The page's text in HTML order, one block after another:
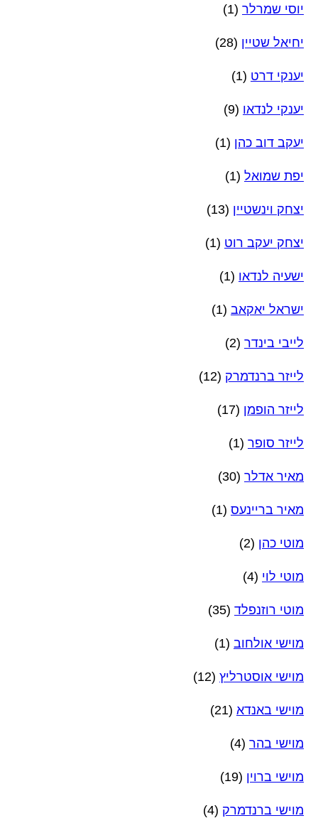
יוסי שמרלר (1)
יחיאל שטיין (28)
יענקי דרט (1)
יענקי לנדאו (9)
יעקב דוב כהן (1)
יפת שמואל (1)
יצחק וינשטיין (13)
יצחק יעקב רוט (1)
ישעיה לנדאו (1)
ישראל יאקאב (1)
לייבי בינדר (2)
לייזר ברנדמרק (12)
לייזר הופמן (17)
לייזר סופר (1)
מאיר אדלר (30)
מאיר בריינעס (1)
מוטי כהן (2)
מוטי לוי (4)
מוטי רוזנפלד (35)
מוישי אולחוב (1)
מוישי אוסטרליץ (12)
מוישי באנדא (21)
מוישי בהר (4)
מוישי ברוין (19)
מוישי ברנדמרק (4)